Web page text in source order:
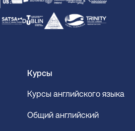
Курсы
Курсы английского языка
Общий английский